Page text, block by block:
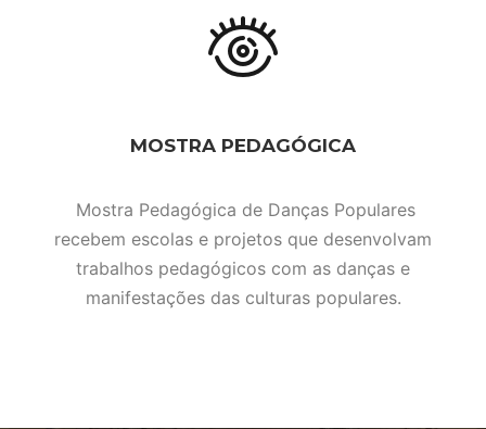
MOSTRA PEDAGÓGICA
Mostra Pedagógica de Danças Populares
recebem escolas e projetos que desenvolvam
trabalhos pedagógicos com as danças e
manifestações das culturas populares.